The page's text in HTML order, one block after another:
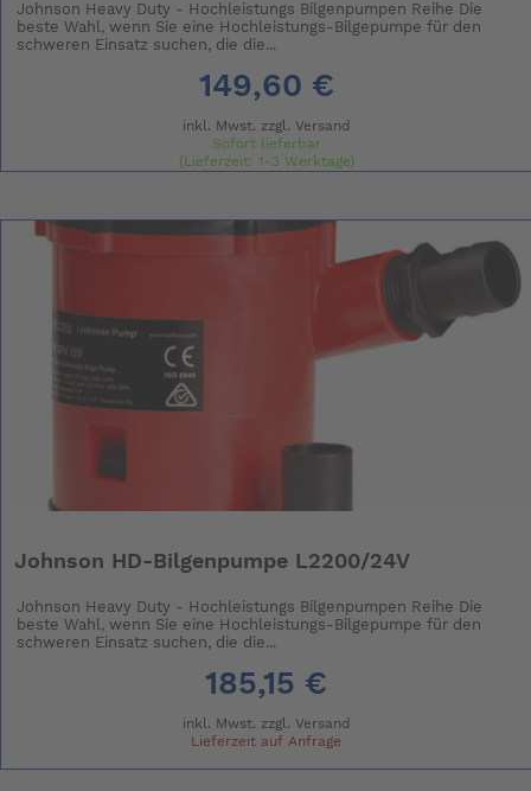
Johnson Heavy Duty - Hochleistungs Bilgenpumpen Reihe Die
beste Wahl, wenn Sie eine Hochleistungs-Bilgepumpe für den
schweren Einsatz suchen, die die...
149,60 €
inkl. Mwst. zzgl. Versand
Sofort lieferbar
(Lieferzeit: 1-3 Werktage)
Johnson HD-Bilgenpumpe L2200/24V
Johnson Heavy Duty - Hochleistungs Bilgenpumpen Reihe Die
beste Wahl, wenn Sie eine Hochleistungs-Bilgepumpe für den
schweren Einsatz suchen, die die...
185,15 €
inkl. Mwst. zzgl. Versand
Lieferzeit auf Anfrage